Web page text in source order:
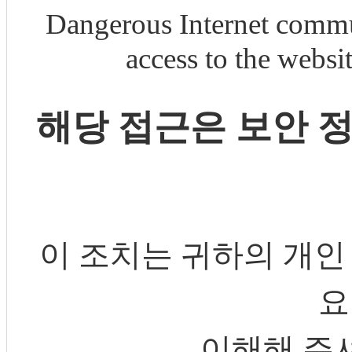
Dangerous Internet
access to the
해당 접근은 보안
이 조치는 귀하의 개